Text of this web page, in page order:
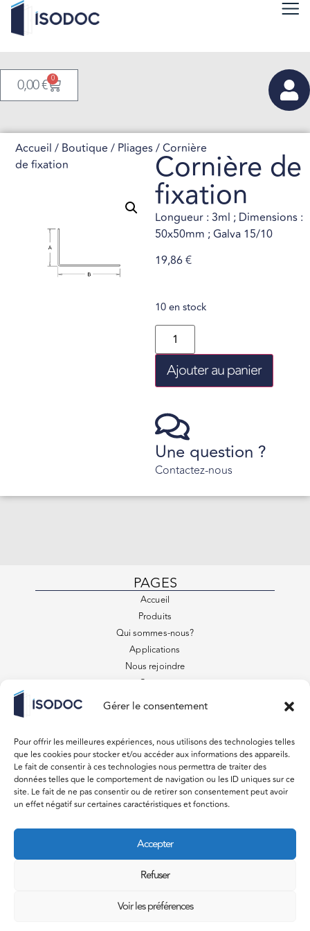
Gérer le consentement
Pour offrir les meilleures expériences, nous utilisons des technologies telles
que les cookies pour stocker et/ou accéder aux informations des appareils.
Le fait de consentir à ces technologies nous permettra de traiter des
données telles que le comportement de navigation ou les ID uniques sur ce
site. Le fait de ne pas consentir ou de retirer son consentement peut avoir
un effet négatif sur certaines caractéristiques et fonctions.
Accepter
Refuser
Voir les préférences
0,00€ 0
Accueil / Boutique / Pliages/ Cornière
de fixation
Cornière de
fixation
Longueur : 3ml ; Dimensions :
50x50mm ; Galva 15/10
19,86€
10 en stock
Ajouter au panier
Une question ?
Contactez-nous
PAGES
Accueil
Produits
Qui sommes-nous?
Applications
Nous rejoindre
Contact
879 Rue des Entrepreneurs
31220 Lavelanet de Comminges
Du lundi au vendredi 08:00 – 18:00
Samedi, Dimanche Fermé
CONTACT
devis@isodoc.fr
05 61 97 11 11